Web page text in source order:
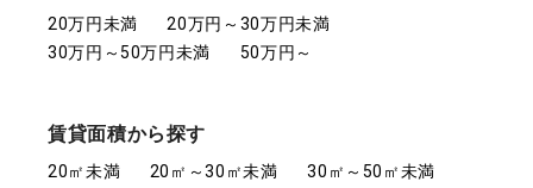
20万円未満
20万円～30万円未満
30万円～50万円未満
50万円～
賃貸面積から探す
20㎡未満 20㎡～30㎡未満
30㎡～50㎡未満